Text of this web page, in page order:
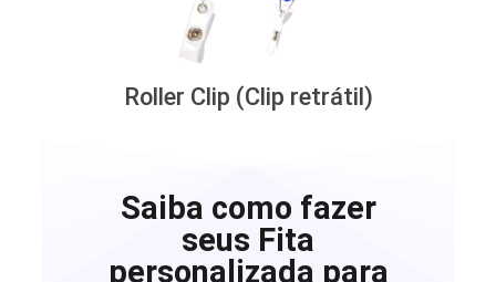
Roller Clip (Clip retrátil)
Saiba como fazer
seus Fita
personalizada para